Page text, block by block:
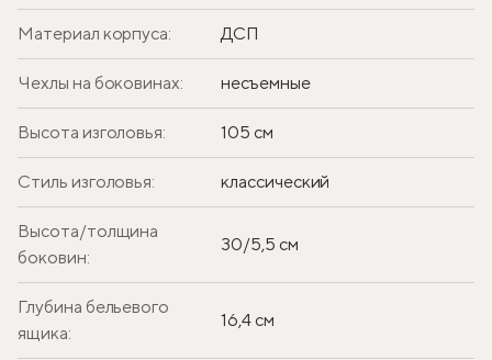
Материал корпуса: ДСП
Чехлы на боковинах: несъемные
Высота изголовья: 105 см
Стиль изголовья: классический
Высота/толщина
боковин:
30/5,5 см
Глубина бельевого
ящика:
16,4 см